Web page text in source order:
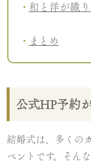
和と洋が織
まとめ
公式HP予約
結婚式は、多くの
ベントです。そん